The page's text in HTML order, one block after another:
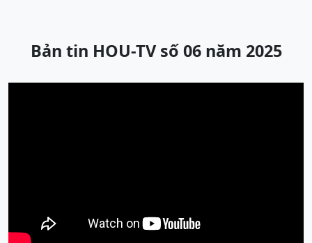
Bản tin HOU-TV số 06 năm 2025